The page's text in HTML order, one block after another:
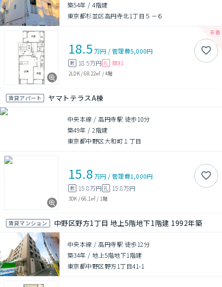
築54年 /4階建
東京都杉並区高円寺北1丁目５－６
18.5 万円 /管理費5,000円
敷 18.5万円 礼 無料
2LDK/68.22㎡ /4階
賃貸アパート ヤマトテラスA棟
中央本線 / 高円寺駅 徒歩10分
築49年 /2階建
東京都中野区大和町１丁目
15.8万円 /管理費1,000円
敷 15.8万円 礼 15.8万円
3DK /66.1㎡ / 1階
賃貸マンション 中野区野方1丁目 地上5階地下1階建 1992年築
中央本線 / 高円寺駅 徒歩12分
築34年 /地上5階地下1階建
東京都中野区野方1丁目41-1